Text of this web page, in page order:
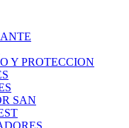
Y PROTECCION
SAN